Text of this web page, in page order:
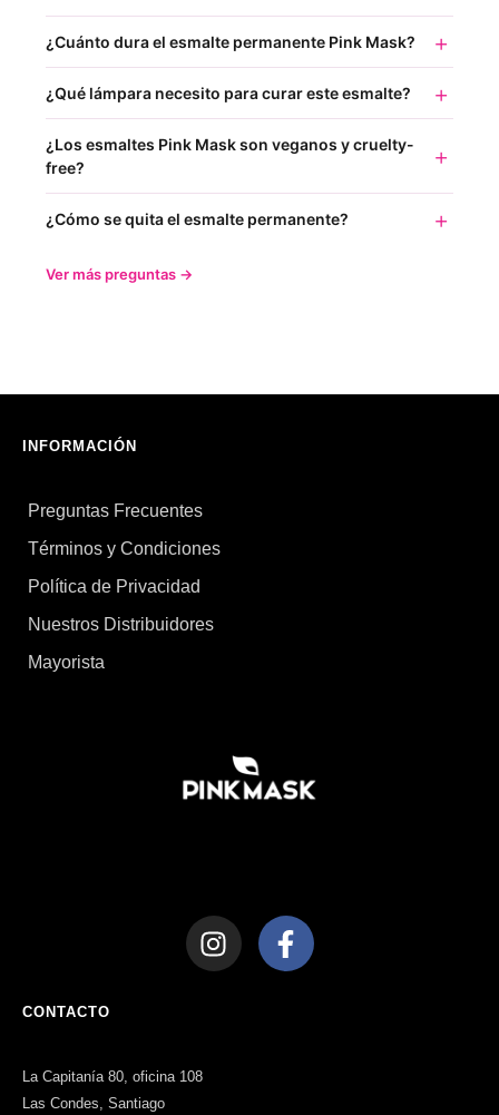
¿Cuánto dura el esmalte permanente Pink Mask?
¿Qué lámpara necesito para curar este esmalte?
¿Los esmaltes Pink Mask son veganos y cruelty-
free?
¿Cómo se quita el esmalte permanente?
Ver más preguntas →
INFORMACIÓN
Preguntas Frecuentes
Términos y Condiciones
Política de Privacidad
Nuestros Distribuidores
Mayorista
CONTACTO
La Capitanía 80, oficina 108
Las Condes, Santiago